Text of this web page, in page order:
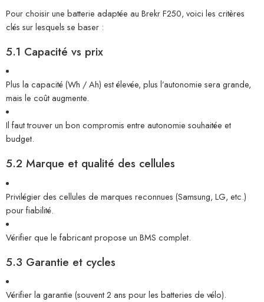
Pour choisir une batterie adaptée au Brekr F250, voici les critères
clés sur lesquels se baser :
5.1 Capacité vs prix
Plus la capacité (Wh / Ah) est élevée, plus l’autonomie sera grande,
mais le coût augmente.
Il faut trouver un bon compromis entre autonomie souhaitée et
budget.
5.2 Marque et qualité des cellules
Privilégier des cellules de marques reconnues (Samsung, LG, etc.)
pour fiabilité.
Vérifier que le fabricant propose un BMS complet.
5.3 Garantie et cycles
Vérifier la garantie (souvent 2 ans pour les batteries de vélo).